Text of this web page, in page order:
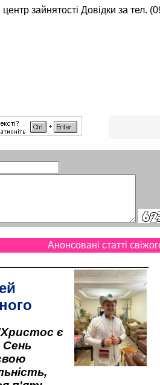
зайнятості Довідки за тел.
Анонсовані статті
є
Сень